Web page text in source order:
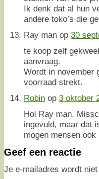
Ik denk dat al hun
andere toko’s die
Ray man op 30
te koop zelf
aanvraag.
Wordt in november
voorraad strekt.
Robin op 3 oktober
Hoi Ray man.
ingevuld, maar dat
mogen mensen
Geef een reactie
Je e-mailadres wordt